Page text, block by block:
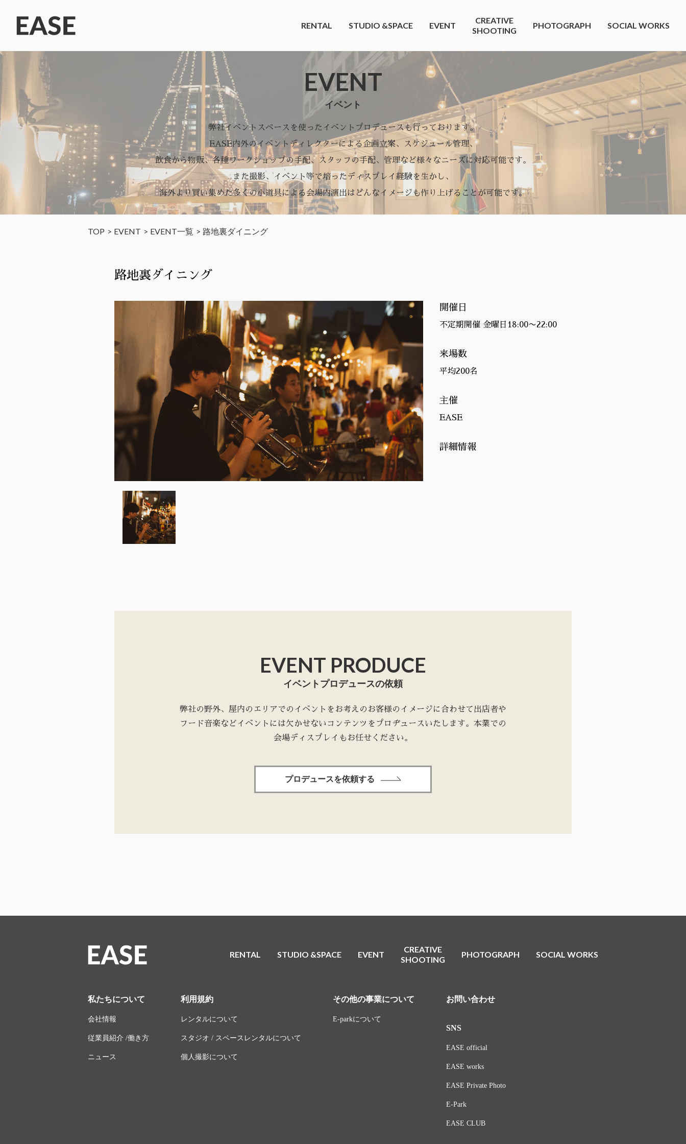
RENTAL STUDIO &SPACE EVENT
CREATIVE
SHOOTING
PHOTOGRAPH SOCIAL WORKS
EVENT
イベント
弊社イベントスペースを使ったイベントプロデュースも行っております。
EASE内外のイベントディレクターによる企画立案、スケジュール管理、
飲食から物販、各種ワークショップの手配、スタッフの手配、管理など様々なニーズに対応可能です。
また撮影、イベント等で培ったディスプレイ経験を生かし、
海外より買い集めた多くの小道具による会場内演出はどんなイメージも作り上げることが可能です。
TOP EVENT EVENT一覧 路地裏ダイニング
路地裏ダイニング
開催日
不定期開催 金曜日18:00〜22:00
来場数
平均200名
主催
EASE
詳細情報
EVENT PRODUCE
イベントプロデュースの依頼
弊社の野外、屋内のエリアでのイベントをお考えのお客様のイメージに合わせて出店者や
フード音楽などイベントには欠かせないコンテンツをプロヂュースいたします。本業での
会場ディスプレイもお任せください。
プロデュースを依頼する
RENTAL STUDIO &SPACE EVENT
CREATIVE
SHOOTING
PHOTOGRAPH SOCIAL WORKS
私たちについて
会社情報
従業員紹介 /働き方
ニュース
利用規約
レンタルについて
スタジオ / スペースレンタルについて
個人撮影について
その他の事業について
E-parkについて
お問い合わせ
SNS
EASE official
EASE works
EASE Private Photo
E-Park
EASE CLUB